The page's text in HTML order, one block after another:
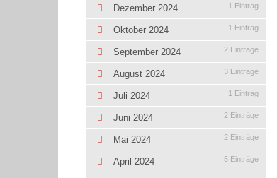
Dezember 2024 1 Eintrag
Oktober 2024 1 Eintrag
September 2024 2 Einträge
August 2024 3 Einträge
Juli 2024 1 Eintrag
Juni 2024 2 Einträge
Mai 2024 2 Einträge
April 2024 5 Einträge